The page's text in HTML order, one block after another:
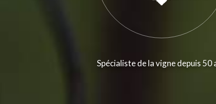
Spécialiste de la vigne depuis 50